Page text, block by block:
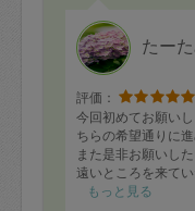
たー
評価：
今回初めてお願い
ちらの希望通りに
また是非お願いした
遠いところを来て
(^^)/
もっと見る